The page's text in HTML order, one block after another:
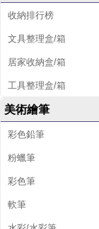
收納排行榜
文具整理盒/箱
居家收納盒/箱
工具整理盒/箱
美術繪筆
彩色鉛筆
粉蠟筆
彩色筆
軟筆